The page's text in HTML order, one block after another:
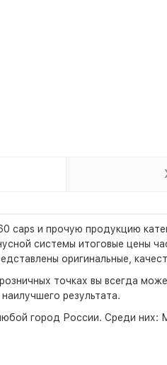
caps и прочую продукцию
системы итоговые цены
оригинальные,
точках вы всегда
результата.
город России. Среди них: